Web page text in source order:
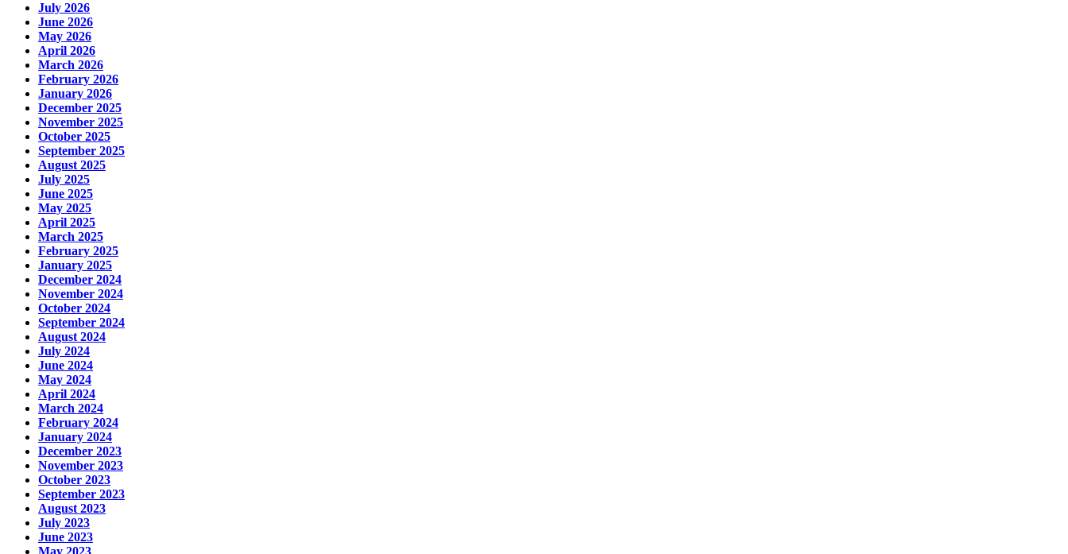
July 2026
June 2026
May 2026
April 2026
March 2026
February 2026
January 2026
December 2025
November 2025
October 2025
September 2025
August 2025
July 2025
June 2025
May 2025
April 2025
March 2025
February 2025
January 2025
December 2024
November 2024
October 2024
September 2024
August 2024
July 2024
June 2024
May 2024
April 2024
March 2024
February 2024
January 2024
December 2023
November 2023
October 2023
September 2023
August 2023
July 2023
June 2023